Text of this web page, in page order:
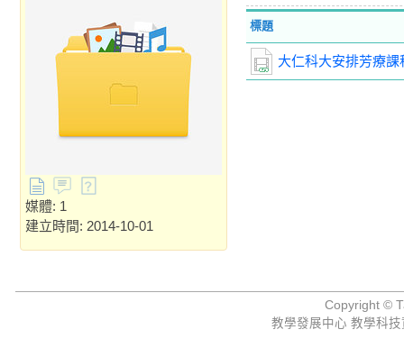
媒體: 1
建立時間: 2014-10-01
標題
大仁科大安排芳療
Copyright ©
教學發展中心 教學科